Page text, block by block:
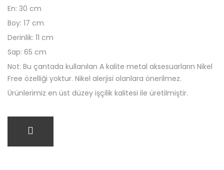
En: 30 cm
Boy: 17 cm
Derinlik: 11 cm
Sap: 65 cm
Not: Bu çantada kullanılan A kalite metal aksesuarların Nikel
Free özelliği yoktur. Nikel alerjisi olanlara önerilmez.
Ürünlerimiz en üst düzey işçilik kalitesi ile üretilmiştir.